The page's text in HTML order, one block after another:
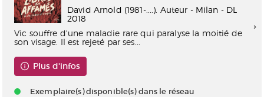
David Arnold (1981-....). Auteur - Milan - DL
2018
Vic souffre d'une maladie rare qui paralyse la moitié de
son visage. Il est rejeté par ses...
Plus d'infos
Exemplaire(s) disponible(s) dans le réseau